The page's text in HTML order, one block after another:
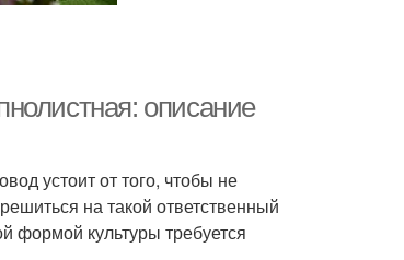
описание
устоит от того, чтобы не
на такой ответственный
формой культуры требуется